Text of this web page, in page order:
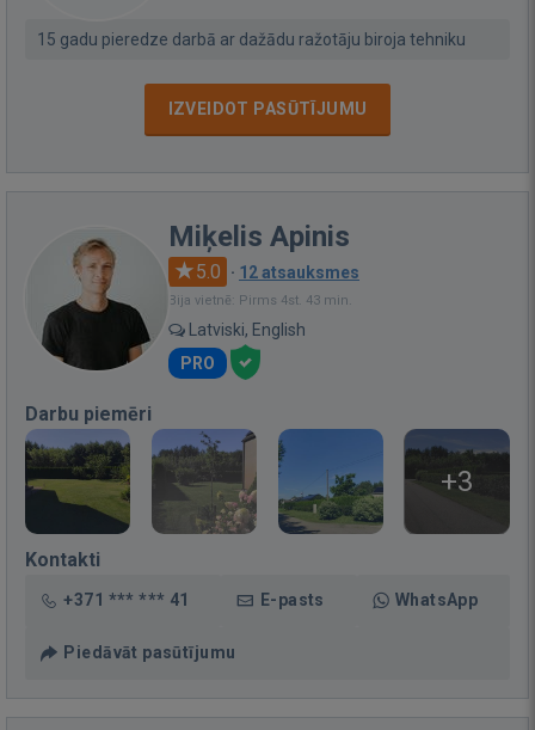
15 gadu pieredze darbā ar dažādu ražotāju biroja tehniku
IZVEIDOT PASŪTĪJUMU
Miķelis Apinis
5.0 · 12 atsauksmes
Bija vietnē: Pirms 4st. 43 min.
Latviski, English
PRO
Darbu piemēri
+3
Kontakti
+371 *** *** 41 E-pasts WhatsApp
Piedāvāt pasūtījumu